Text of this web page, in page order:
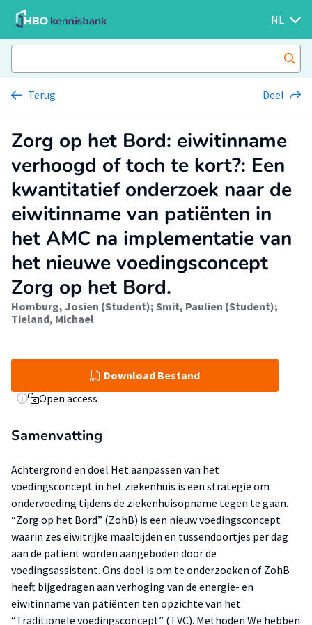
NL
Terug Deel
Zorg op het Bord: eiwitinname
verhoogd of toch te kort?: Een
kwantitatief onderzoek naar de
eiwitinname van patiënten in
het AMC na implementatie van
het nieuwe voedingsconcept
Zorg op het Bord.
Homburg, Josien (Student); Smit, Paulien (Student);
Tieland, Michael
Download Bestand
Open access
Samenvatting
Achtergrond en doel Het aanpassen van het
voedingsconcept in het ziekenhuis is een strategie om
ondervoeding tijdens de ziekenhuisopname tegen te gaan.
“Zorg op het Bord” (ZohB) is een nieuw voedingsconcept
waarin zes eiwitrijke maaltijden en tussendoortjes per dag
aan de patiënt worden aangeboden door de
voedingsassistent. Ons doel is om te onderzoeken of ZohB
heeft bijgedragen aan verhoging van de energie- en
eiwitinname van patiënten ten opzichte van het
“Traditionele voedingsconcept” (TVC). Methoden We hebben